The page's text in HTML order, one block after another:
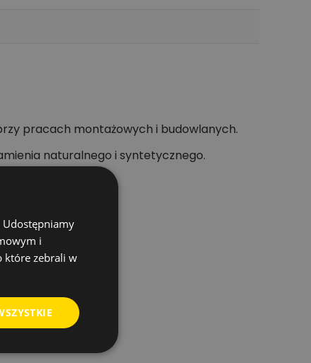
pracach montażowych i budowlanych.
naturalnego i syntetycznego.
Udostępniamy
i
które zebrali w